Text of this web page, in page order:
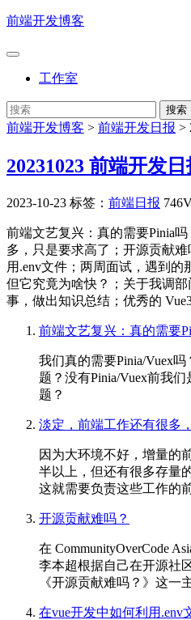
前端开发博客
工作室
前端开发博客 > 前端开发日报 >
20231023 前端开发日
2023-10-23 标签： 前端日报
前端文艺复兴：真的需要Pinia
多，只是要求高了；开源贡献难
用.env文件；两周面试，遇到的
但它究竟为啥快？；关于我调
事，做出知识总结；优秀的
前端文艺复兴：真的需要
我们真的需要Pinia/Vuex吗
题？没有Pinia/Vuex前我
题？
淡定，前端工作还有很多
因为大环境不好，增量的
半以上，但还有很多存量
这就需要负责这些工作的
开源贡献难吗？
在 CommunityOverCode
李本超根据自己在开源社
《开源贡献难吗？》这一
在vue开发中如何利用.env